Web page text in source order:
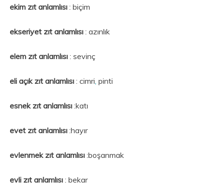
ekim zıt anlamlısı : biçim
ekseriyet zıt anlamlısı : azınlık
elem zıt anlamlısı : sevinç
eli açık zıt anlamlısı : cimri pinti
esnek zıt anlamlısı :katı
evet zıt anlamlısı :hayır
evlenmek zıt anlamlısı :boşanmak
evli zıt anlamlısı : bekar